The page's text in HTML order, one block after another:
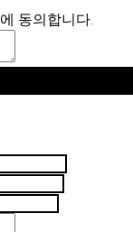
에 동의합니다.